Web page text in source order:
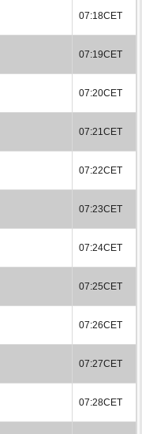
07:18CET
07:19CET
07:20CET
07:21CET
07:22CET
07:23CET
07:24CET
07:25CET
07:26CET
07:27CET
07:28CET